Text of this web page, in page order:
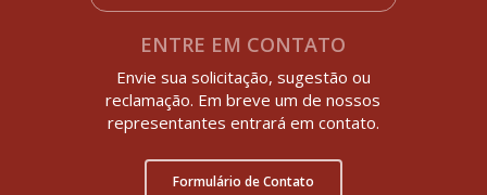
ENTRE EM CONTATO
Envie sua solicitação, sugestão ou
reclamação. Em breve um de nossos
representantes entrará em contato.
Formulário de Contato